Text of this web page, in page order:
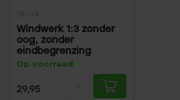
SELVE
Windwerk 1:3 zonder
oog, zonder
eindbegrenzing
Op voorraad
29,95